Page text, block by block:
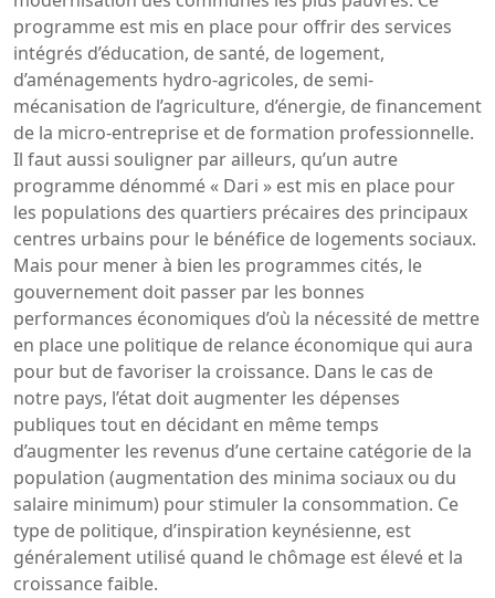
programme est mis en place pour offrir des services
intégrés d’éducation, de santé, de logement,
d’aménagements hydro-agricoles, de semi-
mécanisation de l’agriculture, d’énergie, de financement
de la micro-entreprise et de formation professionnelle.
Il faut aussi souligner par ailleurs, qu’un autre
programme dénommé « Dari » est mis en place pour
les populations des quartiers précaires des principaux
centres urbains pour le bénéfice de logements sociaux.
Mais pour mener à bien les programmes cités, le
gouvernement doit passer par les bonnes
performances économiques d’où la nécessité de mettre
en place une politique de relance économique qui aura
pour but de favoriser la croissance. Dans le cas de
notre pays, l’état doit augmenter les dépenses
publiques tout en décidant en même temps
d’augmenter les revenus d’une certaine catégorie de la
population (augmentation des minima sociaux ou du
salaire minimum) pour stimuler la consommation. Ce
type de politique, d’inspiration keynésienne, est
généralement utilisé quand le chômage est élevé et la
croissance faible.